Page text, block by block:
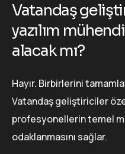
Vatandaş
yazılım
alacak mı?
Hayır. Birbirlerini
Vatandaş geliştiriciler
profesyonellerin temel
odaklanmasını sağlar.